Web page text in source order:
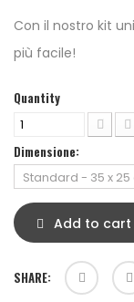
Con il nostro kit
più facile!
Quantity
Dimensione:
Add to cart
SHARE: